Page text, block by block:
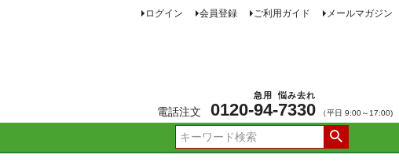
ログイン 会員登録 ご利用ガイド メールマガジン
電話注文 0120-94
急用
-7330
悩み去れ
（平日 9:00～17:00)